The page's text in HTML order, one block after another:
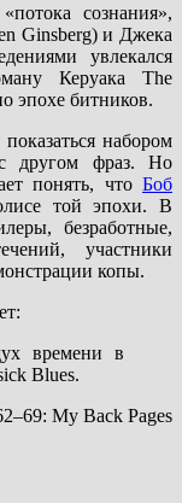
сознания»,
Ginsberg) и Джека
увлекался
Керуака The
эпохе битников.
набором
другом фраз. Но
понять, что Боб
той эпохи. В
безработные,
участники
копы.
времени в
Blues.
My Back Pages